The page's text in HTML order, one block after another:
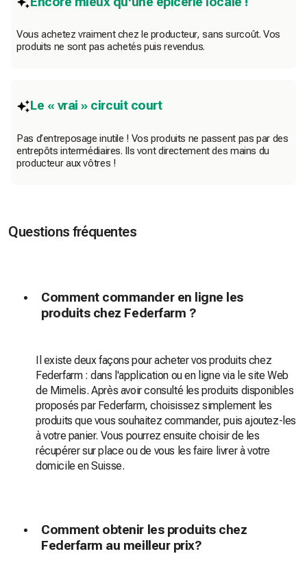
Vous achetez vraiment chez le producteur, sans surcoût. Vos
produits ne sont pas achetés puis revendus.
Le « vrai » circuit court
Pas d’entreposage inutile ! Vos produits ne passent pas par des
entrepôts intermédiaires. Ils vont directement des mains du
producteur aux vôtres !
Questions fréquentes
Comment commander en ligne les
produits chez Federfarm ?
Il existe deux façons pour acheter vos produits chez
Federfarm : dans l'application ou en ligne via le site Web
de Mimelis. Après avoir consulté les produits disponibles
proposés par Federfarm, choisissez simplement les
produits que vous souhaitez commander, puis ajoutez-les
à votre panier. Vous pourrez ensuite choisir de les
récupérer sur place ou de vous les faire livrer à votre
domicile en Suisse.
Comment obtenir les produits chez
Federfarm au meilleur prix?